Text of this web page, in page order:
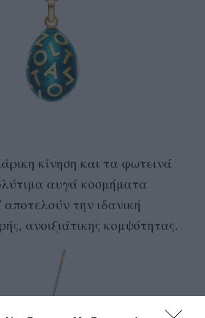
κίνηση και τα φωτεινά
αυγά κοσμήματα
αποτελούν την ιδανική
ανοιξιάτικης κομψότητας.